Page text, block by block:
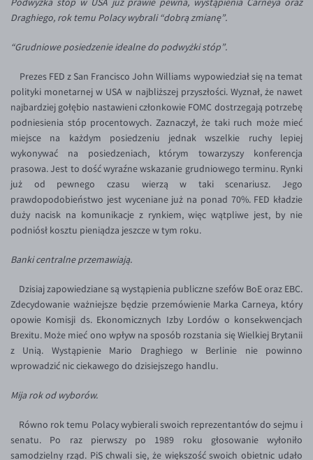
Inne pary walutowe
CAD/PLN
CNY/PLN
HKD/PLN
HUF/PLN
ILS/PLN
JPY/PLN
NZD/PLN
SGD/PLN
TRY/PLN
ZAR/PLN
EUR/USD
EUR/GBP
EUR/CZK
EUR/DKK
EUR/NOK
Aplikacja mobilna
Pomoc
FAQ
Konto i opłaty
Wymiana walut
Banki i przelewy
Przelewy zagraniczne
Słowniczek
Poradnik
Dla mediów
Podwyżka stóp w USA już prawie pewna, wystąpienia Carneya oraz
Draghiego, rok temu Polacy wybrali “dobrą zmianę”.
“Grudniowe posiedzenie idealne do podwyżki stóp”.
Prezes FED z San Francisco John Williams wypowiedział się na temat
polityki monetarnej w USA w najbliższej przyszłości. Wyznał, że nawet
najbardziej gołębio nastawieni członkowie FOMC dostrzegają potrzebę
podniesienia stóp procentowych. Zaznaczył, że taki ruch może mieć
miejsce na każdym posiedzeniu jednak wszelkie ruchy lepiej
wykonywać na posiedzeniach, którym towarzyszy konferencja
prasowa. Jest to dość wyraźne wskazanie grudniowego terminu. Rynki
już od pewnego czasu wierzą w taki scenariusz. Jego
prawdopodobieństwo jest wyceniane już na ponad 70%. FED kładzie
duży nacisk na komunikacje z rynkiem, więc wątpliwe jest, by nie
podniósł kosztu pieniądza jeszcze w tym roku.
Banki centralne przemawiają.
Dzisiaj zapowiedziane są wystąpienia publiczne szefów BoE oraz EBC.
Zdecydowanie ważniejsze będzie przemówienie Marka Carneya, który
opowie Komisji ds. Ekonomicznych Izby Lordów o konsekwencjach
Brexitu. Może mieć ono wpływ na sposób rozstania się Wielkiej Brytanii
z Unią. Wystąpienie Mario Draghiego w Berlinie nie powinno
wprowadzić nic ciekawego do dzisiejszego handlu.
Mija rok od wyborów.
Równo rok temu Polacy wybierali swoich reprezentantów do sejmu i
senatu. Po raz pierwszy po 1989 roku głosowanie wyłoniło
samodzielny rząd. PiS chwali się, że większość swoich obietnic udało